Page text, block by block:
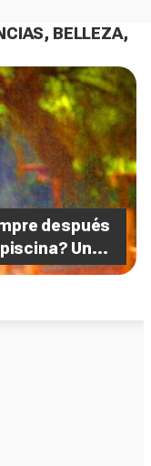
BELLEZA,
después
Un